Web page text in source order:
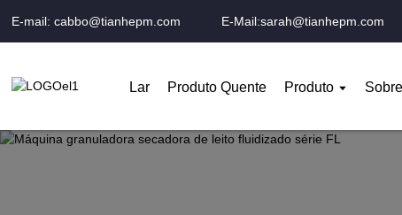
E-mail: cabbo@tianhepm.com E-Mail:sarah@tianhepm.com
Lar Produto Quente Produto